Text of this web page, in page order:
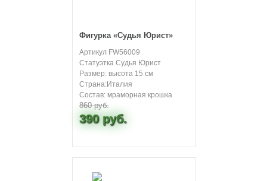
Фигурка «Судья Юрист»
Артикул FW56009
Статуэтка Судья Юрист
Размер: высота 15 см
Страна:Италия
Состав: мраморная крошка
860 руб.
390 руб.